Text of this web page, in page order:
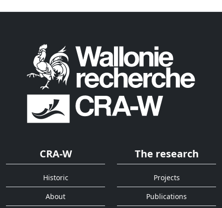
CRA-W
Historic
About
The research
Projects
Publications